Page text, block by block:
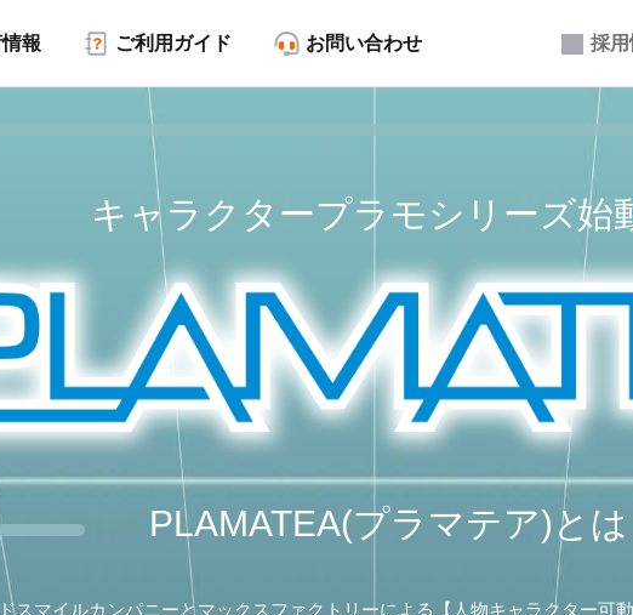
採用
報 ご利用ガイド お問い合わせ
キャラクタープラモシリーズ始
PLAMATEA(プラマテア)とは
スマイルカンパニーとマックスファクトリーによる【人物キャラクター可